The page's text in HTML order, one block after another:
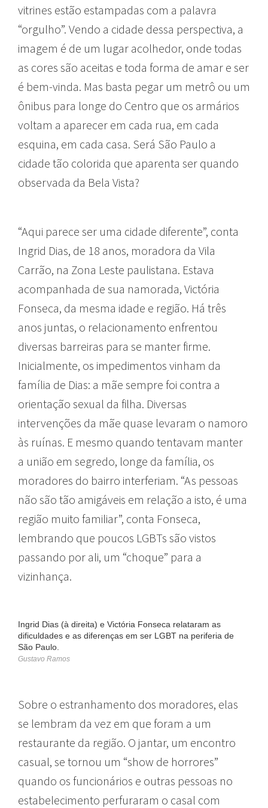
vitrines estão estampadas com a palavra
“orgulho”. Vendo a cidade dessa perspectiva, a
imagem é de um lugar acolhedor, onde todas
as cores são aceitas e toda forma de amar e ser
é bem-vinda. Mas basta pegar um metrô ou um
ônibus para longe do Centro que os armários
voltam a aparecer em cada rua, em cada
esquina, em cada casa. Será São Paulo a
cidade tão colorida que aparenta ser quando
observada da Bela Vista?
“Aqui parece ser uma cidade diferente”, conta
Ingrid Dias, de 18 anos, moradora da Vila
Carrão, na Zona Leste paulistana. Estava
acompanhada de sua namorada, Victória
Fonseca, da mesma idade e região. Há três
anos juntas, o relacionamento enfrentou
diversas barreiras para se manter firme.
Inicialmente, os impedimentos vinham da
família de Dias: a mãe sempre foi contra a
orientação sexual da filha. Diversas
intervenções da mãe quase levaram o namoro
às ruínas. E mesmo quando tentavam manter
a união em segredo, longe da família, os
moradores do bairro interferiam. “As pessoas
não são tão amigáveis em relação a isto, é uma
região muito familiar”, conta Fonseca,
lembrando que poucos LGBTs são vistos
passando por ali, um “choque” para a
vizinhança.
Ingrid Dias (à direita) e Victória Fonseca relataram as
dificuldades e as diferenças em ser LGBT na periferia de
São Paulo.
Gustavo Ramos
Sobre o estranhamento dos moradores, elas
se lembram da vez em que foram a um
restaurante da região. O jantar, um encontro
casual, se tornou um “show de horrores”
quando os funcionários e outras pessoas no
estabelecimento perfuraram o casal com